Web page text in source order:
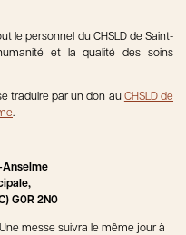
le personnel du CHSLD de Saint-
et la qualité des soins
traduire par un don au CHSLD de
.
Anselme
G0R 2N0
messe suivra le même jour à